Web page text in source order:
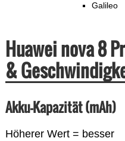
Galileo
Huawei nova 8
&
Akku-Kapazität (mAh)
Höherer Wert = besser